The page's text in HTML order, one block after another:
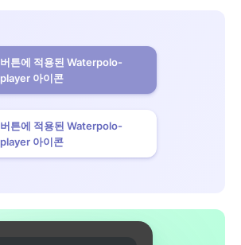
버튼에 적용된 Waterpolo-
player 아이콘
버튼에 적용된 Waterpolo-
player 아이콘